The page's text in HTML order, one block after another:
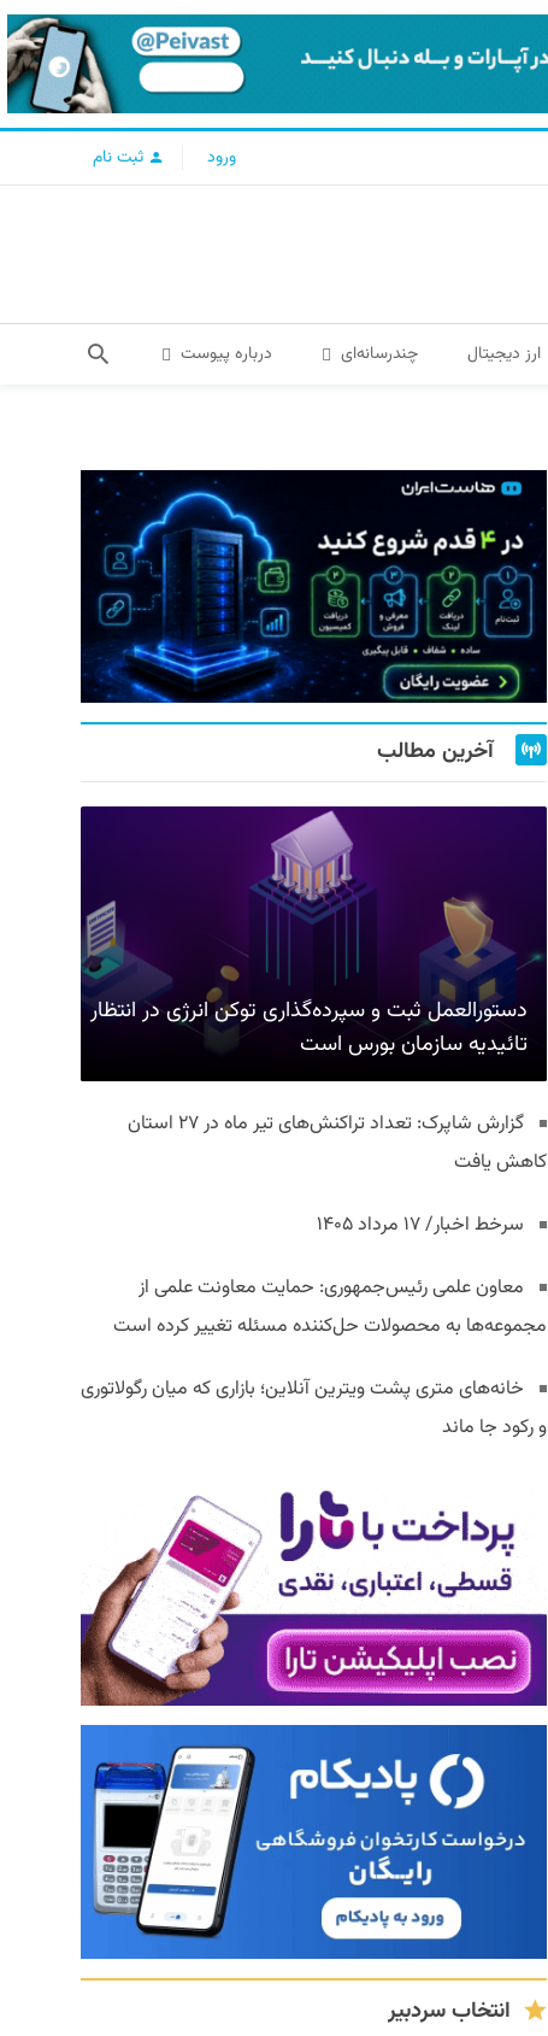
ورود ثبت نام
ارز دیجیتال چندرسانه‌ای درباره پیوست
آخرین مطالب
دستورالعمل ثبت و سپرده‌گذاری توکن انرژی در انتظار
تائیدیه سازمان بورس است
گزارش شاپرک: تعداد تراکنش‌های تیر ماه در ۲۷ استان‌
کاهش یافت
سرخط اخبار/ ۱۷ مرداد ۱۴۰۵
معاون علمی رئیس‌جمهوری: حمایت معاونت علمی از
مجموعه‌ها به محصولات حل‌کننده مسئله تغییر کرده است
خانه‌های متری پشت ویترین آنلاین؛ بازاری که میان رگولاتوری
و رکود جا ماند
انتخاب سردبیر